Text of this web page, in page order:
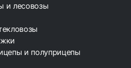
и лесовозы
и полуприцепы